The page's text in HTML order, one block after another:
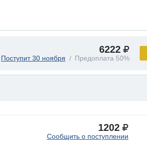
6222
Поступит 30 ноября Предоплата 50%
1202
Сообщить о поступлении